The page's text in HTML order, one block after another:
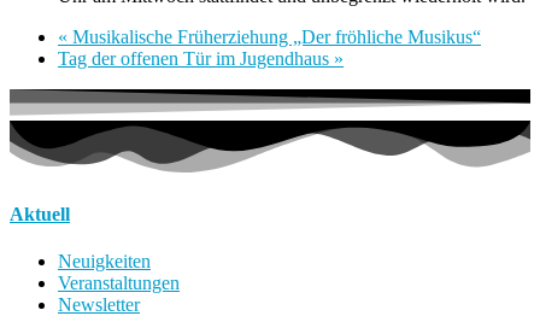
« Musikalische Früherziehung „Der fröhliche Musikus“
Tag der offenen Tür im Jugendhaus »
Aktuell
Neuigkeiten
Veranstaltungen
Newsletter